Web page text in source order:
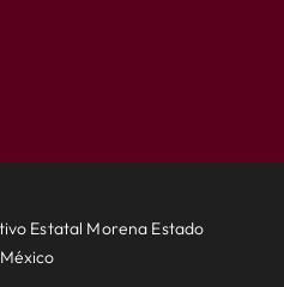
Estatal Morena Estado